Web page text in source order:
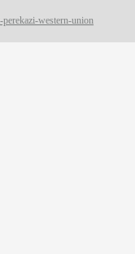
western-union